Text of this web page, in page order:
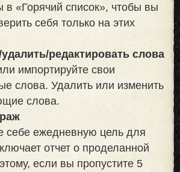
в «Горячий список», чтобы вы
себя только на этих
редактировать слова
импортируйте свои
слова. Удалить или изменить
слова.
себе ежедневную цель для
отчет о проделанной
если вы пропустите 5